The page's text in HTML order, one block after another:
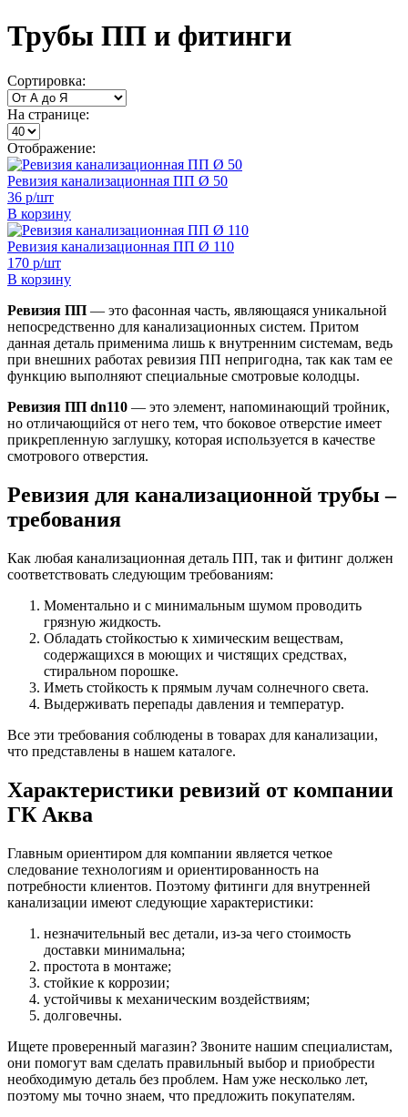
Трубы ПП и фитинги
Сортировка:
На странице:
Отображение:
Ревизия канализационная ПП Ø 50
36 р/шт
В корзину
Ревизия канализационная ПП Ø 110
170 р/шт
В корзину
Ревизия ПП — это фасонная часть, являющаяся уникальной
непосредственно для канализационных систем. Притом
данная деталь применима лишь к внутренним системам, ведь
при внешних работах ревизия ПП непригодна, так как там ее
функцию выполняют специальные смотровые колодцы.
Ревизия ПП dn110 — это элемент, напоминающий тройник,
но отличающийся от него тем, что боковое отверстие имеет
прикрепленную заглушку, которая используется в качестве
смотрового отверстия.
Ревизия для канализационной трубы –
требования
Как любая канализационная деталь ПП, так и фитинг должен
соответствовать следующим требованиям:
Моментально и с минимальным шумом проводить
грязную жидкость.
Обладать стойкостью к химическим веществам,
содержащихся в моющих и чистящих средствах,
стиральном порошке.
Иметь стойкость к прямым лучам солнечного света.
Выдерживать перепады давления и температур.
Все эти требования соблюдены в товарах для канализации,
что представлены в нашем каталоге.
Характеристики ревизий от компании
ГК Аква
Главным ориентиром для компании является четкое
следование технологиям и ориентированность на
потребности клиентов. Поэтому фитинги для внутренней
канализации имеют следующие характеристики:
незначительный вес детали, из-за чего стоимость
доставки минимальна;
простота в монтаже;
стойкие к коррозии;
устойчивы к механическим воздействиям;
долговечны.
Ищете проверенный магазин? Звоните нашим специалистам,
они помогут вам сделать правильный выбор и приобрести
необходимую деталь без проблем. Нам уже несколько лет,
поэтому мы точно знаем, что предложить покупателям.